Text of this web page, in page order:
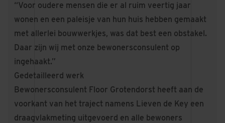
“Voor oudere mensen die er al ruim veertig jaar
wonen en een paleisje van hun huis hebben gemaakt
met allerlei bouwwerkjes, was dat best een obstakel.
Daar zijn wij met onze bewonersconsulent op
ingehaakt.”
Gedetailleerd werk
Bewonersconsulent Floor Grotendorst heeft aan de
voorkant van het traject namens Lieven de Key een
draagvlakmeting uitgevoerd en alle bewoners